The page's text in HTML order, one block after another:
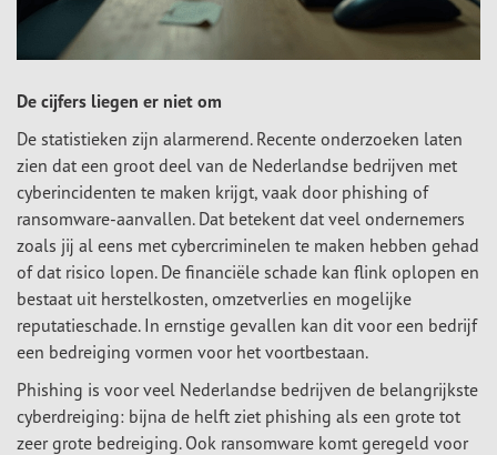
De cijfers liegen er niet om
De statistieken zijn alarmerend. Recente onderzoeken laten
zien dat een groot deel van de Nederlandse bedrijven met
cyberincidenten te maken krijgt, vaak door phishing of
ransomware-aanvallen. Dat betekent dat veel ondernemers
zoals jij al eens met cybercriminelen te maken hebben gehad
of dat risico lopen. De financiële schade kan flink oplopen en
bestaat uit herstelkosten, omzetverlies en mogelijke
reputatieschade. In ernstige gevallen kan dit voor een bedrijf
een bedreiging vormen voor het voortbestaan.
Phishing is voor veel Nederlandse bedrijven de belangrijkste
cyberdreiging: bijna de helft ziet phishing als een grote tot
zeer grote bedreiging. Ook ransomware komt geregeld voor